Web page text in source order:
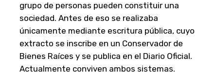
grupo de personas pueden constituir una
sociedad. Antes de eso se realizaba
únicamente mediante escritura pública, cuyo
extracto se inscribe en un Conservador de
Bienes Raíces y se publica en el Diario Oficial.
Actualmente conviven ambos sistemas.